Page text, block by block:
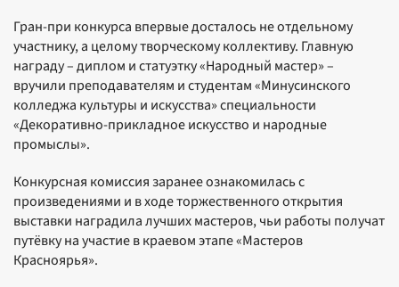
Гран-при конкурса впервые досталось не отдельному
участнику, а целому творческому коллективу. Главную
награду – диплом и статуэтку «Народный мастер» –
вручили преподавателям и студентам «Минусинского
колледжа культуры и искусства» специальности
«Декоративно-прикладное искусство и народные
промыслы».
Конкурсная комиссия заранее ознакомилась с
произведениями и в ходе торжественного открытия
выставки наградила лучших мастеров, чьи работы получат
путёвку на участие в краевом этапе «Мастеров
Красноярья».